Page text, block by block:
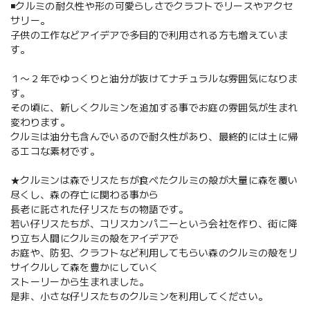
◾️クルミの耐久性や形の可愛らしさでクラフトでリースやアクセ
サリー。
子供の工作などアイデアで多目的で利用される方も増えていま
す。
１〜２年でゆっくりと油分が抜けてナチュラルな雰囲気になりま
す。
その頃に、新しくクルミンを追加する事でお庭の雰囲気が生まれ
変わります。
クルミは油分も含んでいるので耐久性があり、最終的には土に帰
るエコな素材です。
★クルミンは森でリスたちが食べたクルミの殻が大量に森を覆い
尽くし、森の存亡に関わる事から
長老に託された仔リスたちの物語です。
若い仔リスたちが、コリスカンパニーという会社を作り、街に降
り立ち人間にクルミの殻をアイデアで
お庭や、防犯、クラフトなど利用してもらい森のクルミの殻をリ
サイクルして森を豊かにしていく
ストーリーから生まれました。
是非、小さな仔リスたちのクルミンを利用してください。